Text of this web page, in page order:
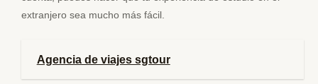
extranjero sea mucho más fácil.
Agencia de viajes sgtour